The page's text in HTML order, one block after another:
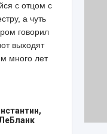
с отцом с
а чуть
говорил
выходят
много лет